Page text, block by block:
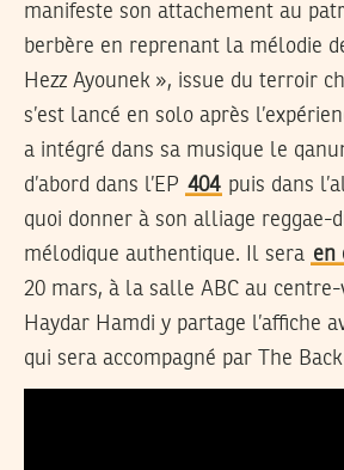
manifeste son attachement au
berbère en reprenant la mélodie
Hezz Ayounek », issue du terroir
s’est lancé en solo après
a intégré dans sa musique le
d’abord dans l’EP 404 puis dans
quoi donner à son alliage reggae-
mélodique authentique. Il sera en
20 mars, à la salle ABC au
Haydar Hamdi y partage l’affiche
qui sera accompagné par The Back